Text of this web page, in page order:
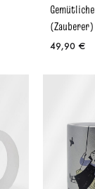
(Zauberer)
49,90 €